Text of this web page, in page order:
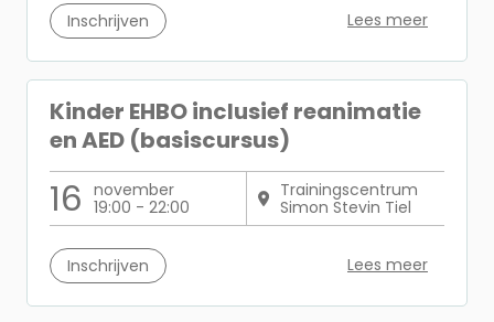
Inschrijven Lees meer
Kinder EHBO inclusief reanimatie
en AED (basiscursus)
16 november
19:00 - 22:00
Trainingscentrum
Simon Stevin Tiel
Inschrijven Lees meer